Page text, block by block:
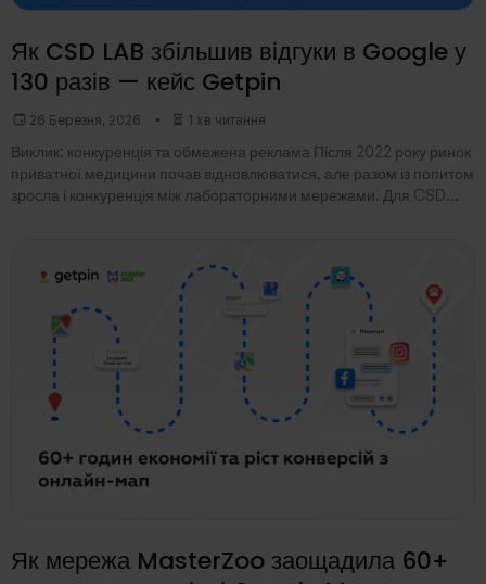
Як CSD LAB збільшив відгуки в Google у
130 разів — кейс Getpin
26 Березня, 2026 1 хв читання
Виклик: конкуренція та обмежена реклама Після 2022 року ринок
приватної медицини почав відновлюватися, але разом із попитом
зросла і конкуренція між лабораторними мережами. Для CSD
Як мережа MasterZoo заощадила 60+